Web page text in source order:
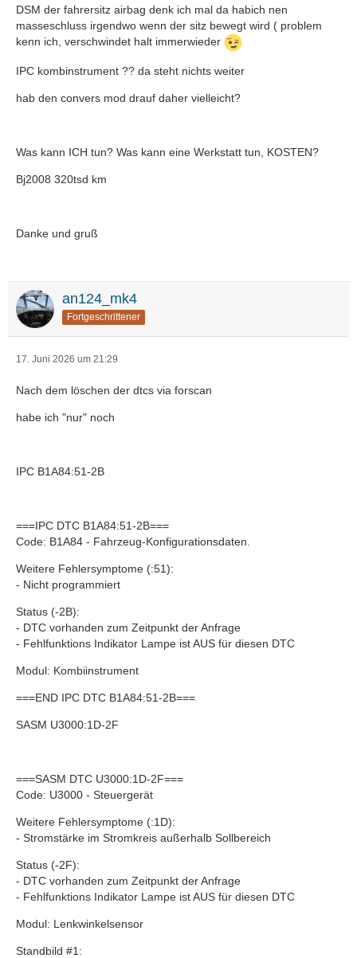
DSM der fahrersitz airbag denk ich mal da habich nen
masseschluss irgendwo wenn der sitz bewegt wird ( problem
kenn ich, verschwindet halt immerwieder
IPC kombinstrument ?? da steht nichts weiter
hab den convers mod drauf daher vielleicht?
Was kann ICH tun? Was kann eine Werkstatt tun, KOSTEN?
Bj2008 320tsd km
Danke und gruß
an124_mk4
Fortgeschrittener
17. Juni 2026 um 21:29
Nach dem löschen der dtcs via forscan
habe ich "nur" noch
IPC B1A84:51-2B
===IPC DTC B1A84:51-2B===
Code: B1A84 - Fahrzeug-Konfigurationsdaten.
Weitere Fehlersymptome (:51):
- Nicht programmiert
Status (-2B):
- DTC vorhanden zum Zeitpunkt der Anfrage
- Fehlfunktions Indikator Lampe ist AUS für diesen DTC
Modul: Kombiinstrument
===END IPC DTC B1A84:51-2B===
SASM U3000:1D-2F
===SASM DTC U3000:1D-2F===
Code: U3000 - Steuergerät
Weitere Fehlersymptome (:1D):
- Stromstärke im Stromkreis außerhalb Sollbereich
Status (-2F):
- DTC vorhanden zum Zeitpunkt der Anfrage
- Fehlfunktions Indikator Lampe ist AUS für diesen DTC
Modul: Lenkwinkelsensor
Standbild #1: